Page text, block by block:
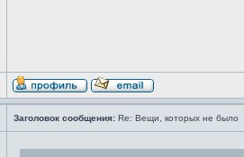
Заголовок сообщения: Re: Вещи, которых не было